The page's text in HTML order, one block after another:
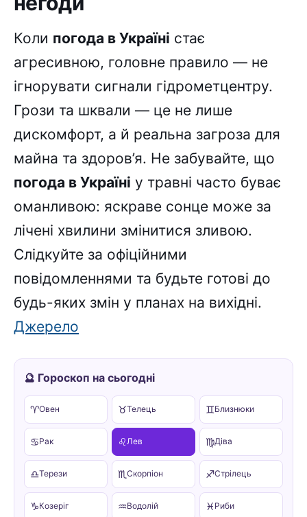
Коли погода в Україні стає
агресивною, головне правило — не
ігнорувати сигнали гідрометцентру.
Грози та шквали — це не лише
дискомфорт, а й реальна загроза для
майна та здоров’я. Не забувайте, що
погода в Україні у травні часто буває
оманливою: яскраве сонце може за
лічені хвилини змінитися зливою.
Слідкуйте за офіційними
повідомленнями та будьте готові до
будь-яких змін у планах на вихідні.
Джерело
🔮 Гороскоп на сьогодні
♈Овен ♉Телець ♊Близнюки
♋Рак ♌Лев ♍Діва
♎Терези ♏ Скорпіон ♐Стрілець
♑Козеріг ♒Водолій ♓ Риби